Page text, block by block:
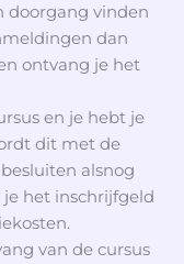
doorgang vinden
dan
ontvang je het
en je hebt je
dit met de
alsnog
het inschrijfgeld
van de cursus